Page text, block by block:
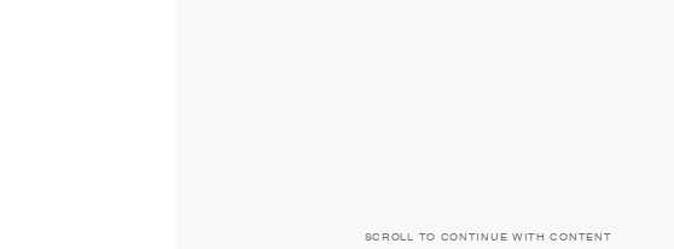
SCROLL TO CONTINUE WITH CONTENT